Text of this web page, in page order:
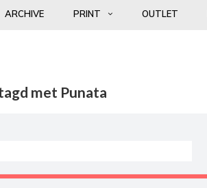
ARCHIVE PRINT OUTLET
met Punata